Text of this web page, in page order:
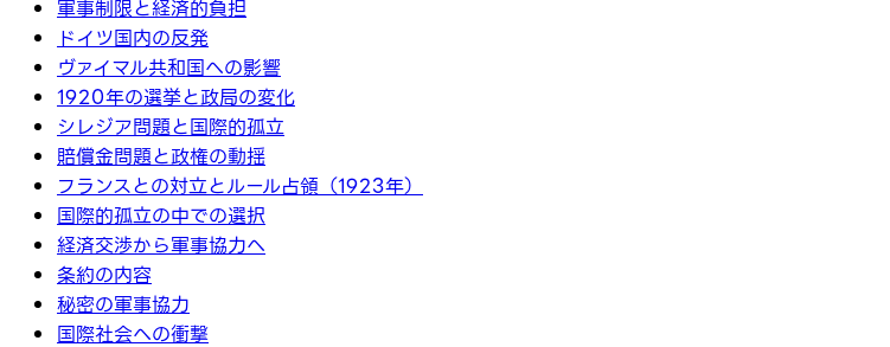
軍事制限と経済的負担
ドイツ国内の反発
ヴァイマル共和国への影響
1920年の選挙と政局の変化
シレジア問題と国際的孤立
賠償金問題と政権の動揺
フランスとの対立とルール占領（1923年）
国際的孤立の中での選択
経済交渉から軍事協力へ
条約の内容
秘密の軍事協力
国際社会への衝撃